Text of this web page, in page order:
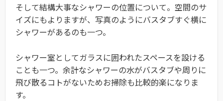
そして結構大事なシャワーの位置について。空間のサ
イズにもよりますが、写真のようにバスタブすぐ横に
シャワーがあるのも一つ。
シャワー室としてガラスに囲われたスペースを設ける
ことも一つ。余計なシャワーの水がバスタブや周りに
飛び散るコトがないためお掃除も比較的楽になりま
す。